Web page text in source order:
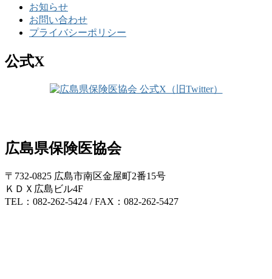
お知らせ
お問い合わせ
プライバシーポリシー
公式X
広島県保険医協会
〒732-0825 広島市南区金屋町2番15号
ＫＤＸ広島ビル4F
TEL：082-262-5424 / FAX：082-262-5427